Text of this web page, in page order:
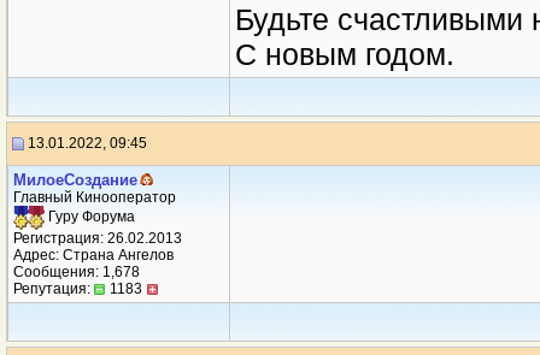
Будьте счастливыми
С новым годом.
13.01.2022, 09:45
МилоеСоздание
Главный Кинооператор
Гуру Форума
Регистрация: 26.02.2013
Адрес: Страна Ангелов
Сообщения: 1,678
Репутация:
1183